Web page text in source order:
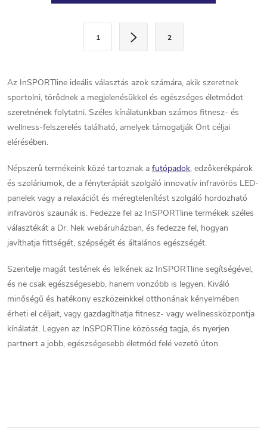
a
i
r
á
n
y
í
t
á
s
e
l
i
o
z
á
s
1 2
Az InSPORTline ideális választás azok számára, akik szeretnek
sportolni, törődnek a megjelenésükkel és egészséges életmódot
szeretnének folytatni. Széles kínálatunkban számos fitnesz- és
wellness-felszerelés található, amelyek támogatják Önt céljai
elérésében.
Népszerű termékeink közé tartoznak a futópadok, edzőkerékpárok
és szoláriumok, de a fényterápiát szolgáló innovatív infravörös LED-
panelek vagy a relaxációt és méregtelenítést szolgáló hordozható
infravörös szaunák is. Fedezze fel az InSPORTline termékek széles
választékát a Dr. Nek webáruházban, és fedezze fel, hogyan
javíthatja fittségét, szépségét és általános egészségét.
Szentelje magát testének és lelkének az InSPORTline segítségével,
és ne csak egészségesebb, hanem vonzóbb is legyen. Kiváló
minőségű és hatékony eszközeinkkel otthonának kényelmében
érheti el céljait, vagy gazdagíthatja fitnesz- vagy wellnessközpontja
kínálatát. Legyen az InSPORTline közösség tagja, és nyerjen
partnert a jobb, egészségesebb életmód felé vezető úton.